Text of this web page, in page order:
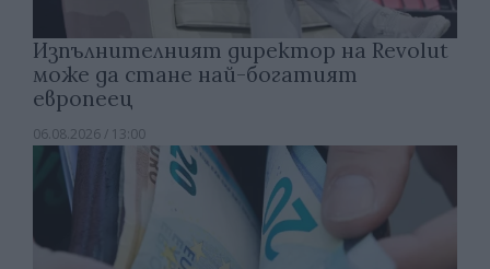
Изпълнителният директор на Revolut
може да стане най-богатият
европеец
06.08.2026 / 13:00